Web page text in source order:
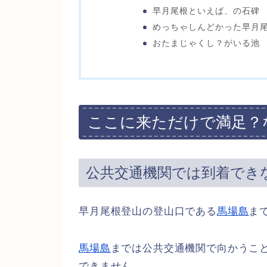
早月尾根といえば、の石碑
めっちゃしんどかった早月
おたまじゃくし？がいる池
ここに来ただけで満足？
公共交通機関では到着でき
早月尾根登山の登山口である 馬場島 ま
馬場島 までは公共交通機関で向かうこ